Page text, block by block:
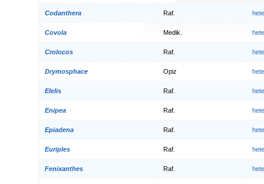
Codanthera Raf.
Covola Medik.
Crolocos Raf.
Drymosphace Opiz
Elelis Raf.
Enipea Raf.
Epiadena Raf.
Euriples Raf.
Fenixanthes Raf.